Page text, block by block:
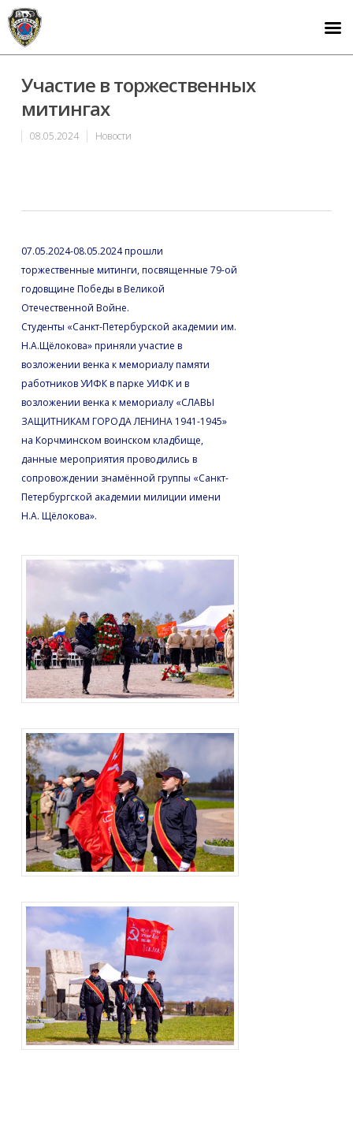
Участие в торжественных
митингах
08.05.2024 Новости
07.05.2024-08.05.2024 прошли
торжественные митинги, посвященные 79-ой
годовщине Победы в Великой
Отечественной Войне.
Студенты «Санкт-Петербурской академии им.
Н.А.Щёлокова» приняли участие в
возложении венка к мемориалу памяти
работников УИФК в парке УИФК и в
возложении венка к мемориалу «СЛАВЫ
ЗАЩИТНИКАМ ГОРОДА ЛЕНИНА 1941-1945»
на Корчминском воинском кладбище,
данные мероприятия проводились в
сопровождении знамённой группы «Санкт-
Петербургской академии милиции имени
H.A. Щёлокова».